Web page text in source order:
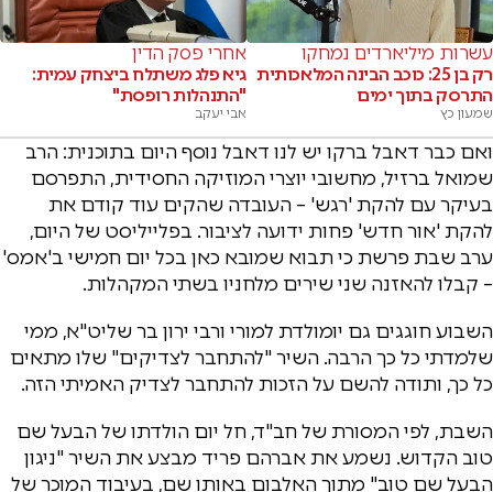
עשרות מיליארדים נמחקו
רק בן 25: כוכב הבינה המלאכותית
התרסק בתוך ימים
שמעון כץ
אחרי פסק הדין
גיא פלג משתלח ביצחק עמית:
"התנהלות רופסת"
אבי יעקב
ואם כבר דאבל ברקו יש לנו דאבל נוסף היום בתוכנית: הרב
שמואל ברזיל, מחשובי יוצרי המוזיקה החסידית, התפרסם
בעיקר עם להקת 'רגש' – העובדה שהקים עוד קודם את
להקת 'אור חדש' פחות ידועה לציבור. בפלייליסט של היום,
ערב שבת פרשת כי תבוא שמובא כאן בכל יום חמישי ב'אמס'
– קבלו להאזנה שני שירים מלחניו בשתי המקהלות.
השבוע חוגגים גם יומולדת למורי ורבי ירון בר שליט"א, ממי
שלמדתי כל כך הרבה. השיר "להתחבר לצדיקים" שלו מתאים
כל כך, ותודה להשם על הזכות להתחבר לצדיק האמיתי הזה.
השבת, לפי המסורת של חב"ד, חל יום הולדתו של הבעל שם
טוב הקדוש. נשמע את אברהם פריד מבצע את השיר "ניגון
הבעל שם טוב" מתוך האלבום באותו שם, בעיבוד המוכר של